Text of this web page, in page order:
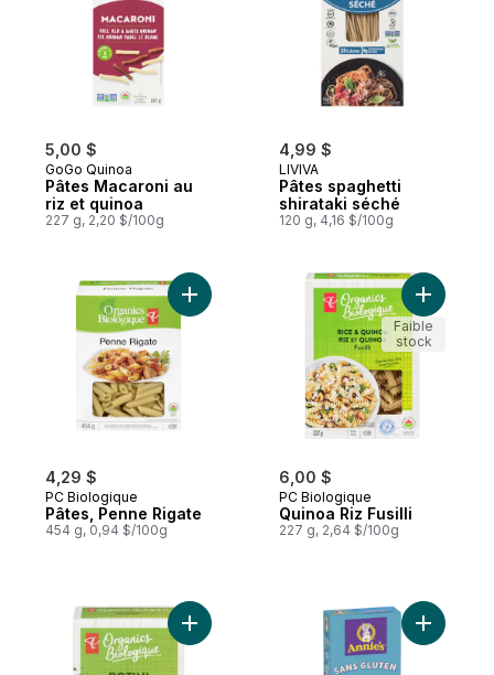
5,00 $
GoGo Quinoa
Pâtes Macaroni au
riz et quinoa
227 g, 2,20 $/100g
4,99 $
LIVIVA
Pâtes spaghetti
shirataki séché
120 g, 4,16 $/100g
4,29 $
PC Biologique
Pâtes, Penne Rigate
454 g, 0,94 $/100g
Ajouter Pâtes, Penne Rigate au panier
6,00 $
PC Biologique
Quinoa Riz Fusilli
227 g, 2,64 $/100g
Ajouter
Faible
stock
Ajouter Rotini au panier Ajouter